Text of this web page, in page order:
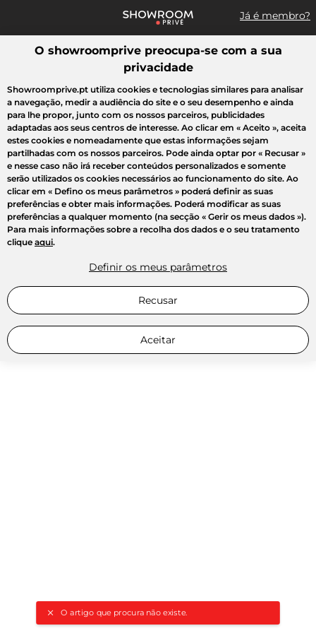
Já é membro?
Pesquisar uma marca, um artigo, uma venda...
O artigo que procura não existe.
Todas as vendas Moda Desporto Casa Criança Beleza
O showroomprive preocupa-se com a sua
privacidade
Showroomprive.pt utiliza cookies e tecnologias similares para analisar
a navegação, medir a audiência do site e o seu desempenho e ainda
para lhe propor, junto com os nossos parceiros, publicidades
adaptadas aos seus centros de interesse. Ao clicar em « Aceito », aceita
estes cookies e nomeadamente que estas informações sejam
partilhadas com os nossos parceiros. Pode ainda optar por « Recusar »
e nesse caso não irá receber conteúdos personalizados e somente
serão utilizados os cookies necessários ao funcionamento do site. Ao
clicar em « Defino os meus parâmetros » poderá definir as suas
preferências e obter mais informações. Poderá modificar as suas
preferências a qualquer momento (na secção « Gerir os meus dados »).
Para mais informações sobre a recolha dos dados e o seu tratamento
clique aqui.
Definir os meus parâmetros
Recusar
Aceitar